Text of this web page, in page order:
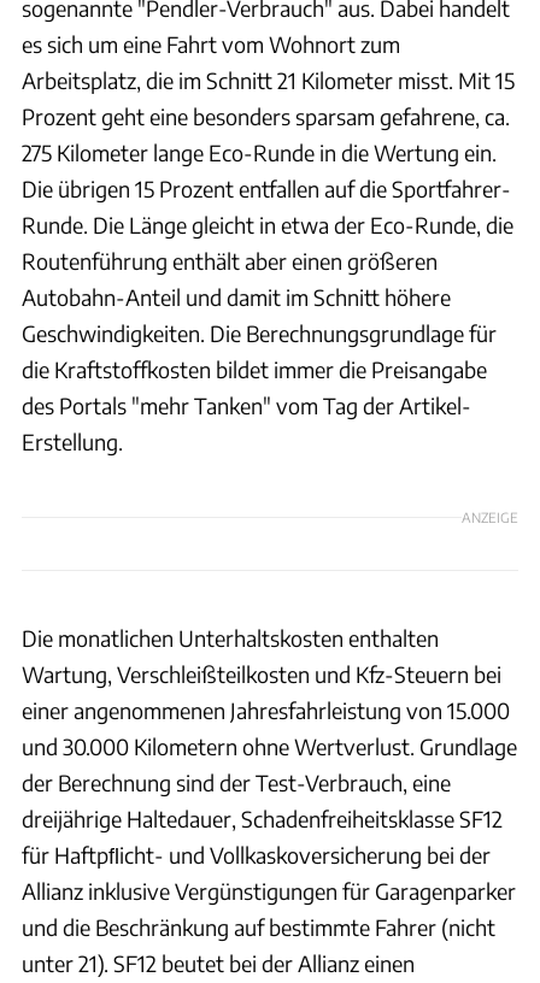
sogenannte "Pendler-Verbrauch" aus. Dabei handelt
es sich um eine Fahrt vom Wohnort zum
Arbeitsplatz, die im Schnitt 21 Kilometer misst. Mit 15
Prozent geht eine besonders sparsam gefahrene, ca.
275 Kilometer lange Eco-Runde in die Wertung ein.
Die übrigen 15 Prozent entfallen auf die Sportfahrer-
Runde. Die Länge gleicht in etwa der Eco-Runde, die
Routenführung enthält aber einen größeren
Autobahn-Anteil und damit im Schnitt höhere
Geschwindigkeiten. Die Berechnungsgrundlage für
die Kraftstoffkosten bildet immer die Preisangabe
des Portals "mehr Tanken" vom Tag der Artikel-
Erstellung.
ANZEIGE
Die monatlichen Unterhaltskosten enthalten
Wartung, Verschleißteilkosten und Kfz-Steuern bei
einer angenommenen Jahresfahrleistung von 15.000
und 30.000 Kilometern ohne Wertverlust. Grundlage
der Berechnung sind der Test-Verbrauch, eine
dreijährige Haltedauer, Schadenfreiheitsklasse SF12
für Haftpﬂicht- und Vollkaskoversicherung bei der
Allianz inklusive Vergünstigungen für Garagenparker
und die Beschränkung auf bestimmte Fahrer (nicht
unter 21). SF12 beutet bei der Allianz einen